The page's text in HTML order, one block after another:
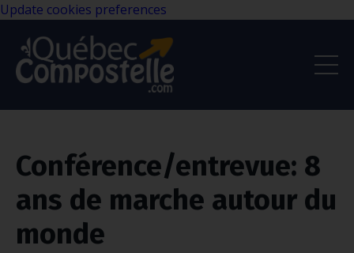
Update cookies preferences
Conférence/entrevue: 8
ans de marche autour du
monde